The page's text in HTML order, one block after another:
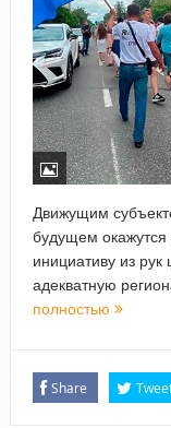
Движущим
будущем окажутся
инициативу из
адекватную
полностью
Share